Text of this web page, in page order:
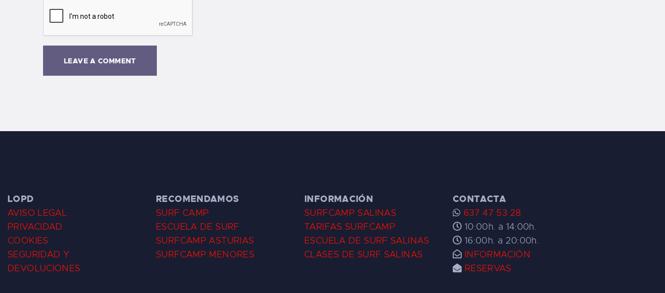
LOPD
AVISO LEGAL
PRIVACIDAD
COOKIES
SEGURIDAD Y
DEVOLUCIONES
RECOMENDAMOS
SURF CAMP
ESCUELA DE SURF
SURFCAMP ASTURIAS
SURFCAMP MENORES
INFORMACIÓN
SURFCAMP SALINAS
TARIFAS SURFCAMP
ESCUELA DE SURF SALINAS
CLASES DE SURF SALINAS
CONTACTA
637 47 53 28
10:00h. a 14:00h.
16:00h. a 20:00h.
INFORMACIÓN
RESERVAS